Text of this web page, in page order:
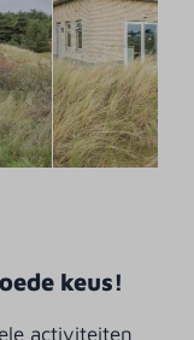
keus!
activiteiten